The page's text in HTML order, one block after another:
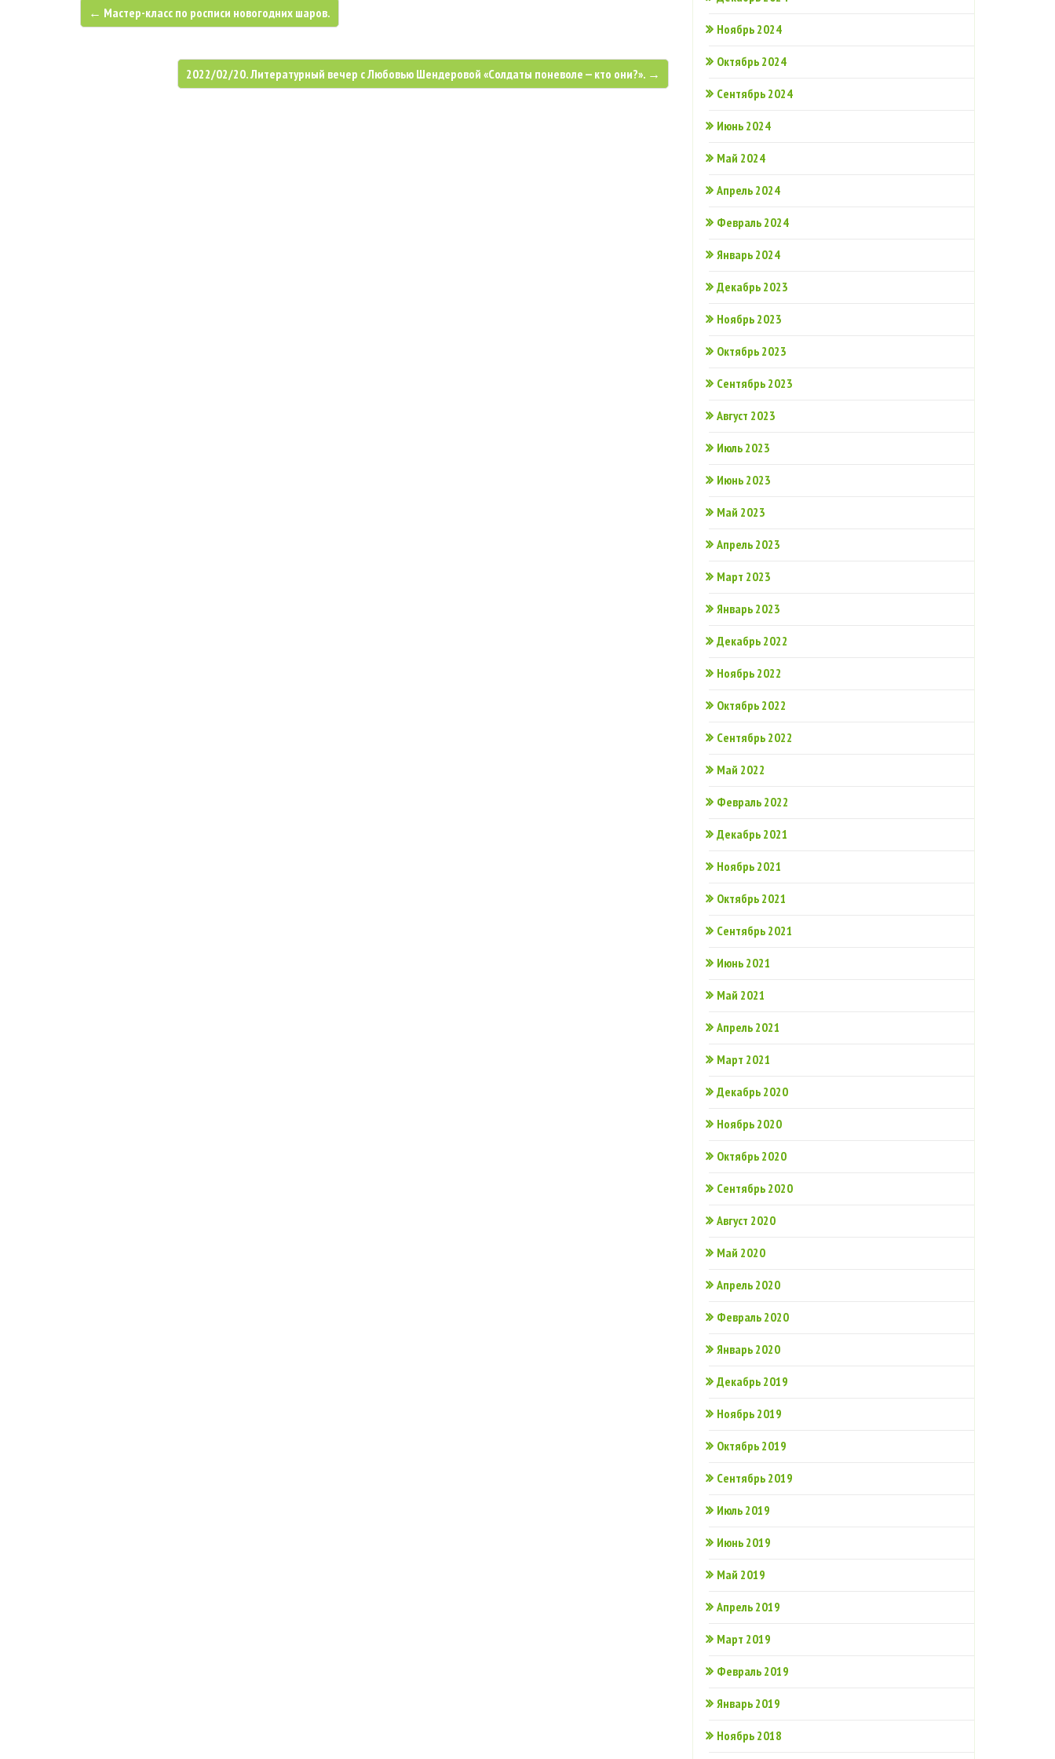
← Мастер-класс по росписи новогодних шаров.
2022/02/20. Литературный вечер с Любовью Шендеровой «Солдаты поневоле — кто они?». →
Ноябрь 2024
Октябрь 2024
Сентябрь 2024
Июнь 2024
Май 2024
Апрель 2024
Февраль 2024
Январь 2024
Декабрь 2023
Ноябрь 2023
Октябрь 2023
Сентябрь 2023
Август 2023
Июль 2023
Июнь 2023
Май 2023
Апрель 2023
Март 2023
Январь 2023
Декабрь 2022
Ноябрь 2022
Октябрь 2022
Сентябрь 2022
Май 2022
Февраль 2022
Декабрь 2021
Ноябрь 2021
Октябрь 2021
Сентябрь 2021
Июнь 2021
Май 2021
Апрель 2021
Март 2021
Декабрь 2020
Ноябрь 2020
Октябрь 2020
Сентябрь 2020
Август 2020
Май 2020
Апрель 2020
Февраль 2020
Январь 2020
Декабрь 2019
Ноябрь 2019
Октябрь 2019
Сентябрь 2019
Июль 2019
Июнь 2019
Май 2019
Апрель 2019
Март 2019
Февраль 2019
Январь 2019
Ноябрь 2018